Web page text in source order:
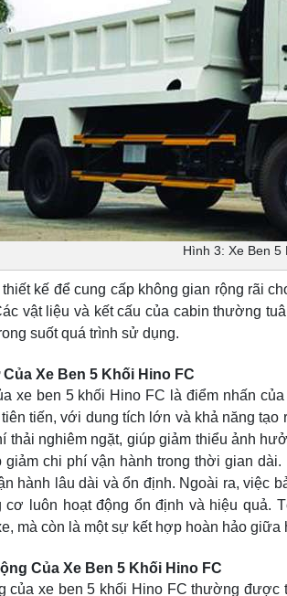
Hình 3: Xe Ben 5
kế để cung cấp không gian rộng rãi
vật liệu và kết cấu của cabin thường
suốt quá trình sử dụng.
Xe Ben 5 Khối Hino FC
xe ben 5 khối Hino FC là điểm nhấn
tiến, với dung tích lớn và khả năng
thải nghiêm ngặt, giúp giảm thiểu ảnh
giảm chi phí vận hành trong thời gian
hành lâu dài và ổn định. Ngoài ra,
cơ luôn hoạt động ổn định và hiệu quả.
mà còn là một sự kết hợp hoàn hảo
Của Xe Ben 5 Khối Hino FC
của xe ben 5 khối Hino FC thường